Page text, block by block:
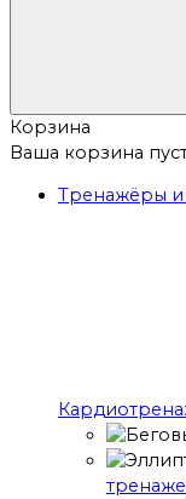
Корзина
Ваша корзина
Тренажёры и